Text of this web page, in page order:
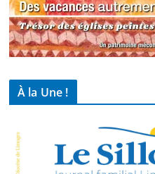
À la Une !